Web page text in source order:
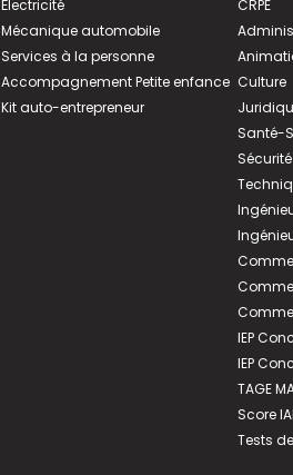
Électricité
Mécanique automobile
Services à la personne
Accompagnement Petite enfance
Kit auto-entrepreneur
CRPE
Culture
Santé-
Sécurité
IEP
IEP
TAGE
Score
Tests